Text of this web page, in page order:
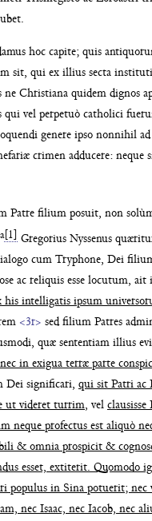
hoc capite; quis anti
sit, qui ex illius secta
ne Christiana quidem dignos
qui vel perpetuò catholici
genere ipso nonnihil
crimen adducere: neque
Patre filium posuit, non
a[1] Gregorius Nyssenus
cum Tryphone, Dei
ac reliquis esse locutum,
his intelligatis ipsum
<3r> sed filium Patres
quæ sententiam illius evi
in exigua terræ parte
Dei significari, qui sit Patri ac
ut videret turrim, vel
neque profectus est aliquò
& omnia prospicit &
esset, extiterit. Quomodo
populus in Sina potuerit; nec
nec Isaac, nec Iacob, nec